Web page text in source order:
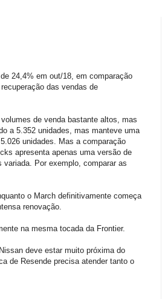
24,4% em out/18, em comparação
das vendas de
de venda bastante altos, mas
a 5.352 unidades, mas manteve uma
unidades. Mas a comparação
apresenta apenas uma versão de
Por exemplo, comparar as
o March definitivamente começa
renovação.
na mesma tocada da Frontier.
deve estar muito próxima do
de Resende precisa atender tanto o